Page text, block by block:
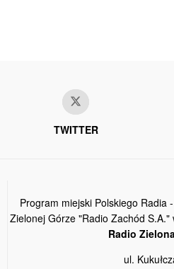
TWITTER
Program miejski Polskiego Radia
Zielonej Górze "Radio Zachód
Radio
ul.